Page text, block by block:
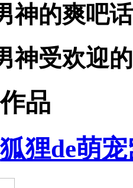
神的爽吧
神受欢迎
作品
狐狸de萌